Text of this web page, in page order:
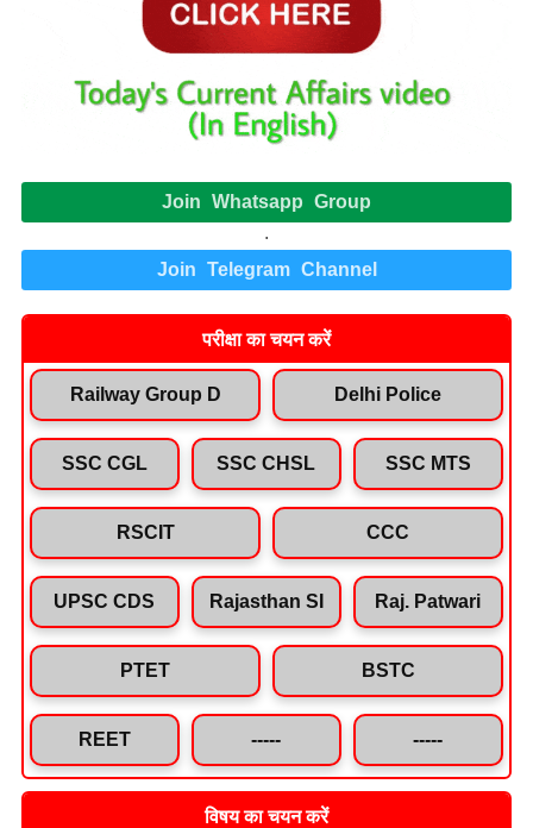
Join Whatsapp Group
.
Join Telegram Channel
परीक्षा का चयन करें
Railway Group D Delhi Police
SSC CGL SSC CHSL SSC MTS
RSCIT CCC
UPSC CDS Rajasthan SI Raj. Patwari
PTET BSTC
REET ----- -----
विषय का चयन करें